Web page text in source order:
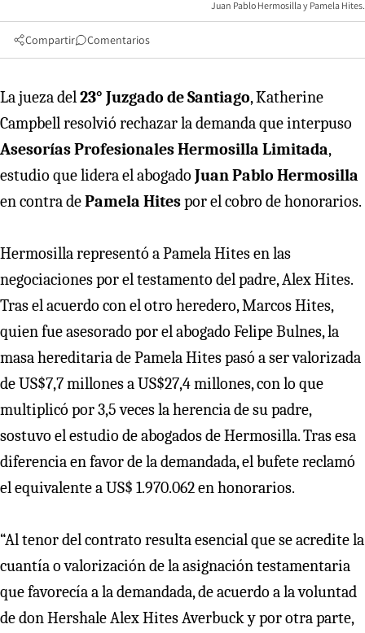
Juan Pablo Hermosilla y Pamela Hites.
Compartir Comentarios
La jueza del23° Juzgado de Santiago, Katherine
Campbell resolvió rechazar la demanda que interpuso
Asesorías Profesionales Hermosilla Limitada,
estudio que lidera el abogado Juan Pablo Hermosilla
en contra dePamela Hitespor el cobro de honorarios.
Hermosilla representó a Pamela Hites en las
negociaciones por el testamento del padre, Alex Hites.
Tras el acuerdo con el otro heredero, Marcos Hites,
quien fue asesorado por el abogado Felipe Bulnes, la
masa hereditaria de Pamela Hites pasó a ser valorizada
de US$7,7 millones a US$27,4 millones, con lo que
multiplicó por 3,5 veces la herencia de su padre,
sostuvo el estudio de abogados de Hermosilla. Tras esa
diferencia en favor de la demandada, el bufete reclamó
el equivalente a US$ 1.970.062 en honorarios.
“Al tenor del contrato resulta esencial que se acredite la
cuantía o valorización de la asignación testamentaria
que favorecía a la demandada, de acuerdo a la voluntad
de don Hershale Alex Hites Averbuck y por otra parte,